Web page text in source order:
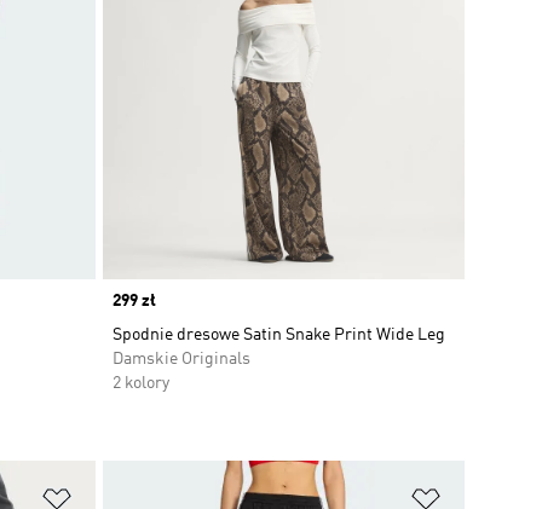
Price
299 zł
Spodnie dresowe Satin Snake Print Wide Leg
Damskie Originals
2 kolory
Dodaj do listy życzeń